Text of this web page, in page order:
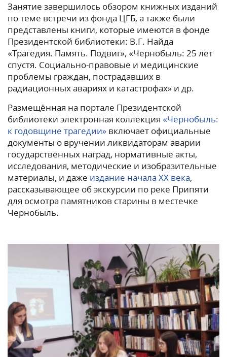
Занятие завершилось обзором книжных изданий
по теме встречи из фонда ЦГБ, а также были
представлены книги, которые имеются в фонде
Президентской библиотеки: В.Г. Найда
«Трагедия. Память. Подвиг», «Чернобыль: 25 лет
спустя. Социально-правовые и медицинские
проблемы граждан, пострадавших в
радиационных авариях и катастрофах» и др.
Размещённая на портале Президентской
библиотеки электронная коллекция «Чернобыль:
к годовщине трагедии» включает официальные
документы о вручении ликвидаторам аварии
государственных наград, нормативные акты,
исследования, методические и изобразительные
материалы, и даже издание начала XX века,
рассказывающее об экскурсии по реке Припяти
для осмотра памятников старины в местечке
Чернобыль.